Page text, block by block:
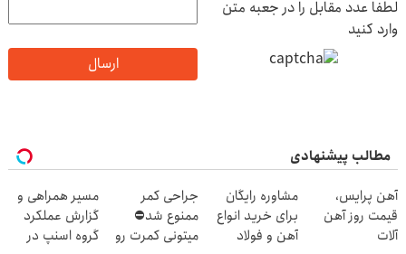
لطفا عدد مقابل را در جعبه متن
وارد کنید
ارسال
مطالب پیشنهادی
آهن پرایس،
قیمت روز آهن
آلات
مشاوره رایگان
برای خرید انواع
آهن و فولاد
جراحی کمر
ممنوع شد⛔
میتونی کمرت رو
مسیر همراهی و
گزارش عملکرد
گروه اسنپ در